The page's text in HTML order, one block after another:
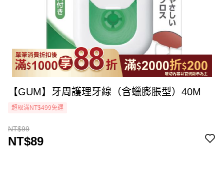
【GUM】牙周護理牙線（含蠟膨脹型）40M
超取滿NT$499免運
NT$99
NT$89